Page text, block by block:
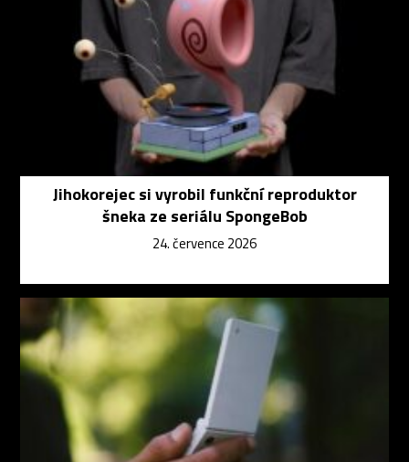
Jihokorejec si vyrobil funkční reproduktor
šneka ze seriálu SpongeBob
24. července 2026